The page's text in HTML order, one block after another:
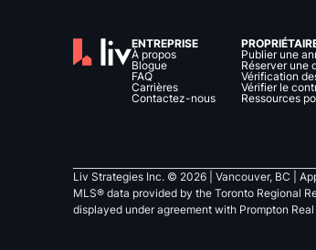
ENTREPRISE
À propos
Blogue
FAQ
Carrières
Contactez-nous
Publier une
Réserver une
Vérification
Vérifier le
Ressources
Liv Strategies Inc. © 2026 | Vancouver, BC |
MLS® data provided by the Toronto Regional
displayed under agreement with Prompton